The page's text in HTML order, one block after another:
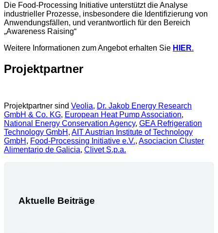
Die Food-Processing Initiative unterstützt die Analyse
industrieller Prozesse, insbesondere die Identifizierung von
Anwendungsfällen, und verantwortlich für den Bereich
„Awareness Raising“
Weitere Informationen zum Angebot erhalten Sie HIER.
Projektpartner
Projektpartner sind Veolia, Dr. Jakob Energy Research
GmbH & Co. KG, European Heat Pump Association,
National Energy Conservation Agency, GEA Refrigeration
Technology GmbH , AIT Austrian Institute of Technology
GmbH , Food-Processing Initiative e.V., Asociacion Cluster
Alimentario de Galicia, Clivet S.p.a.
Aktuelle Beiträge